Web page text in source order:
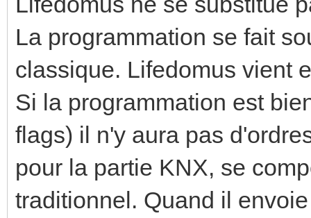
La programmation se fait
classique. Lifedomus vient
Si la programmation est
flags) il n'y aura pas
pour la partie KNX, se
traditionnel. Quand il